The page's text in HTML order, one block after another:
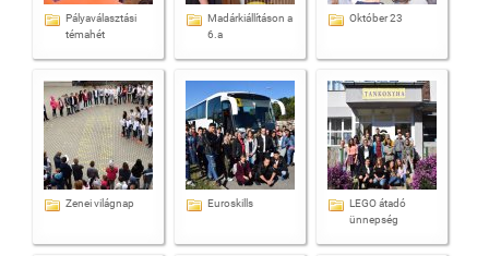
Pályaválasztási
témahét
Madárkiállításon a
6.a
Október 23
Zenei világnap Euroskills
LEGO átadó
ünnepség